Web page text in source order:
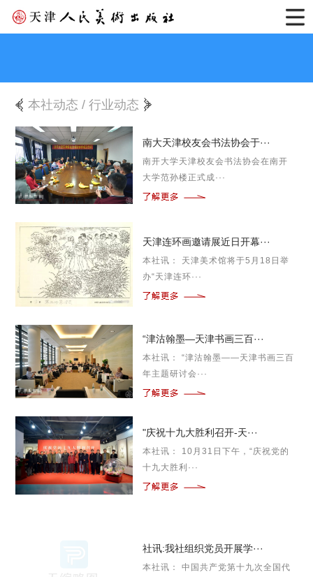
本社动态 /行业动态
南大天津校友会书法协会于···
南开大学天津校友会书法协会在南开
大学范孙楼正式成···
天津连环画邀请展近日开幕···
本社讯： 天津美术馆将于5月18日举
办“天津连环···
“津沽翰墨—天津书画三百···
本社讯： “津沽翰墨——天津书画三百
年主题研讨会···
"庆祝十九大胜利召开-天···
本社讯： 10月31日下午，“庆祝党的
十九大胜利···
社讯:我社组织党员开展学···
本社讯： 中国共产党第十九次全国代